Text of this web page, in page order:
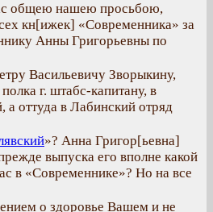
общею нашею просьбою,
кн[ижек] «Современника» за
Анны Григорьевны по
Васильевичу Зворыкину,
г. штабс-капитану, в
а оттуда в Лабинский отряд
»? Анна Григор[ьевна]
выпуска его вполне какой
в «Современнике»? Но на все
о здоровье Вашем и не